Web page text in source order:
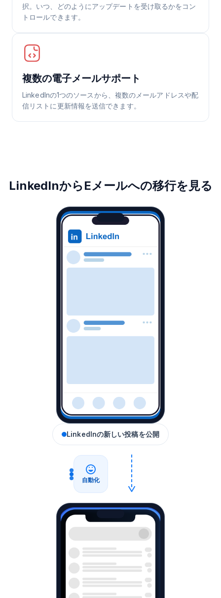
択。いつ、どのようにアップデートを受け取るかをコン
トロールできます。
複数の電子メールサポート
LinkedInの1つのソースから、複数のメールアドレスや配
信リストに更新情報を送信できます。
LinkedInからEメールへの移行を見る
LinkedInの新しい投稿を公開
自動化